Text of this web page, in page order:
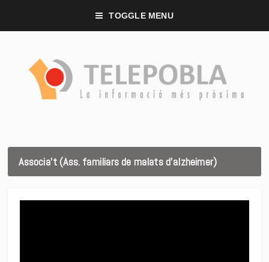
TOGGLE MENU
Associa’t (Ass. familiars de malats d’alzheimer)